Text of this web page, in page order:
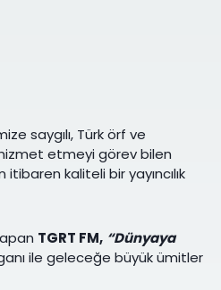
saygılı, Türk örf ve
etmeyi görev bilen
itibaren kaliteli bir yayıncılık
TGRT FM, “Dünyaya
ile geleceğe büyük ümitler